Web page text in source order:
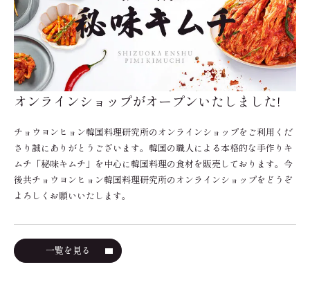
オンラインショップがオープンいたしました!
チョウヨンヒョン韓国料理研究所のオンラインショップをご利用くだ
さり誠にありがとうございます。韓国の職人による本格的な手作りキ
ムチ「秘味キムチ」を中心に韓国料理の食材を販売しております。今
後共チョウヨンヒョン韓国料理研究所のオンラインショップをどうぞ
よろしくお願いいたします。
一覧を見る